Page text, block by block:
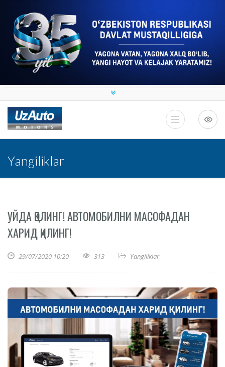
Yangiliklar
УЙДА ҚОЛИНГ! АВТОМОБИЛНИ МАСОФАДАН
ХАРИД ҚИЛИНГ!
29/07/2020 10:20 313 Yangiliklar